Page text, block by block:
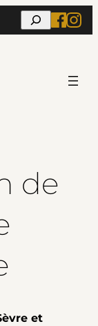
Rechercher
de
et